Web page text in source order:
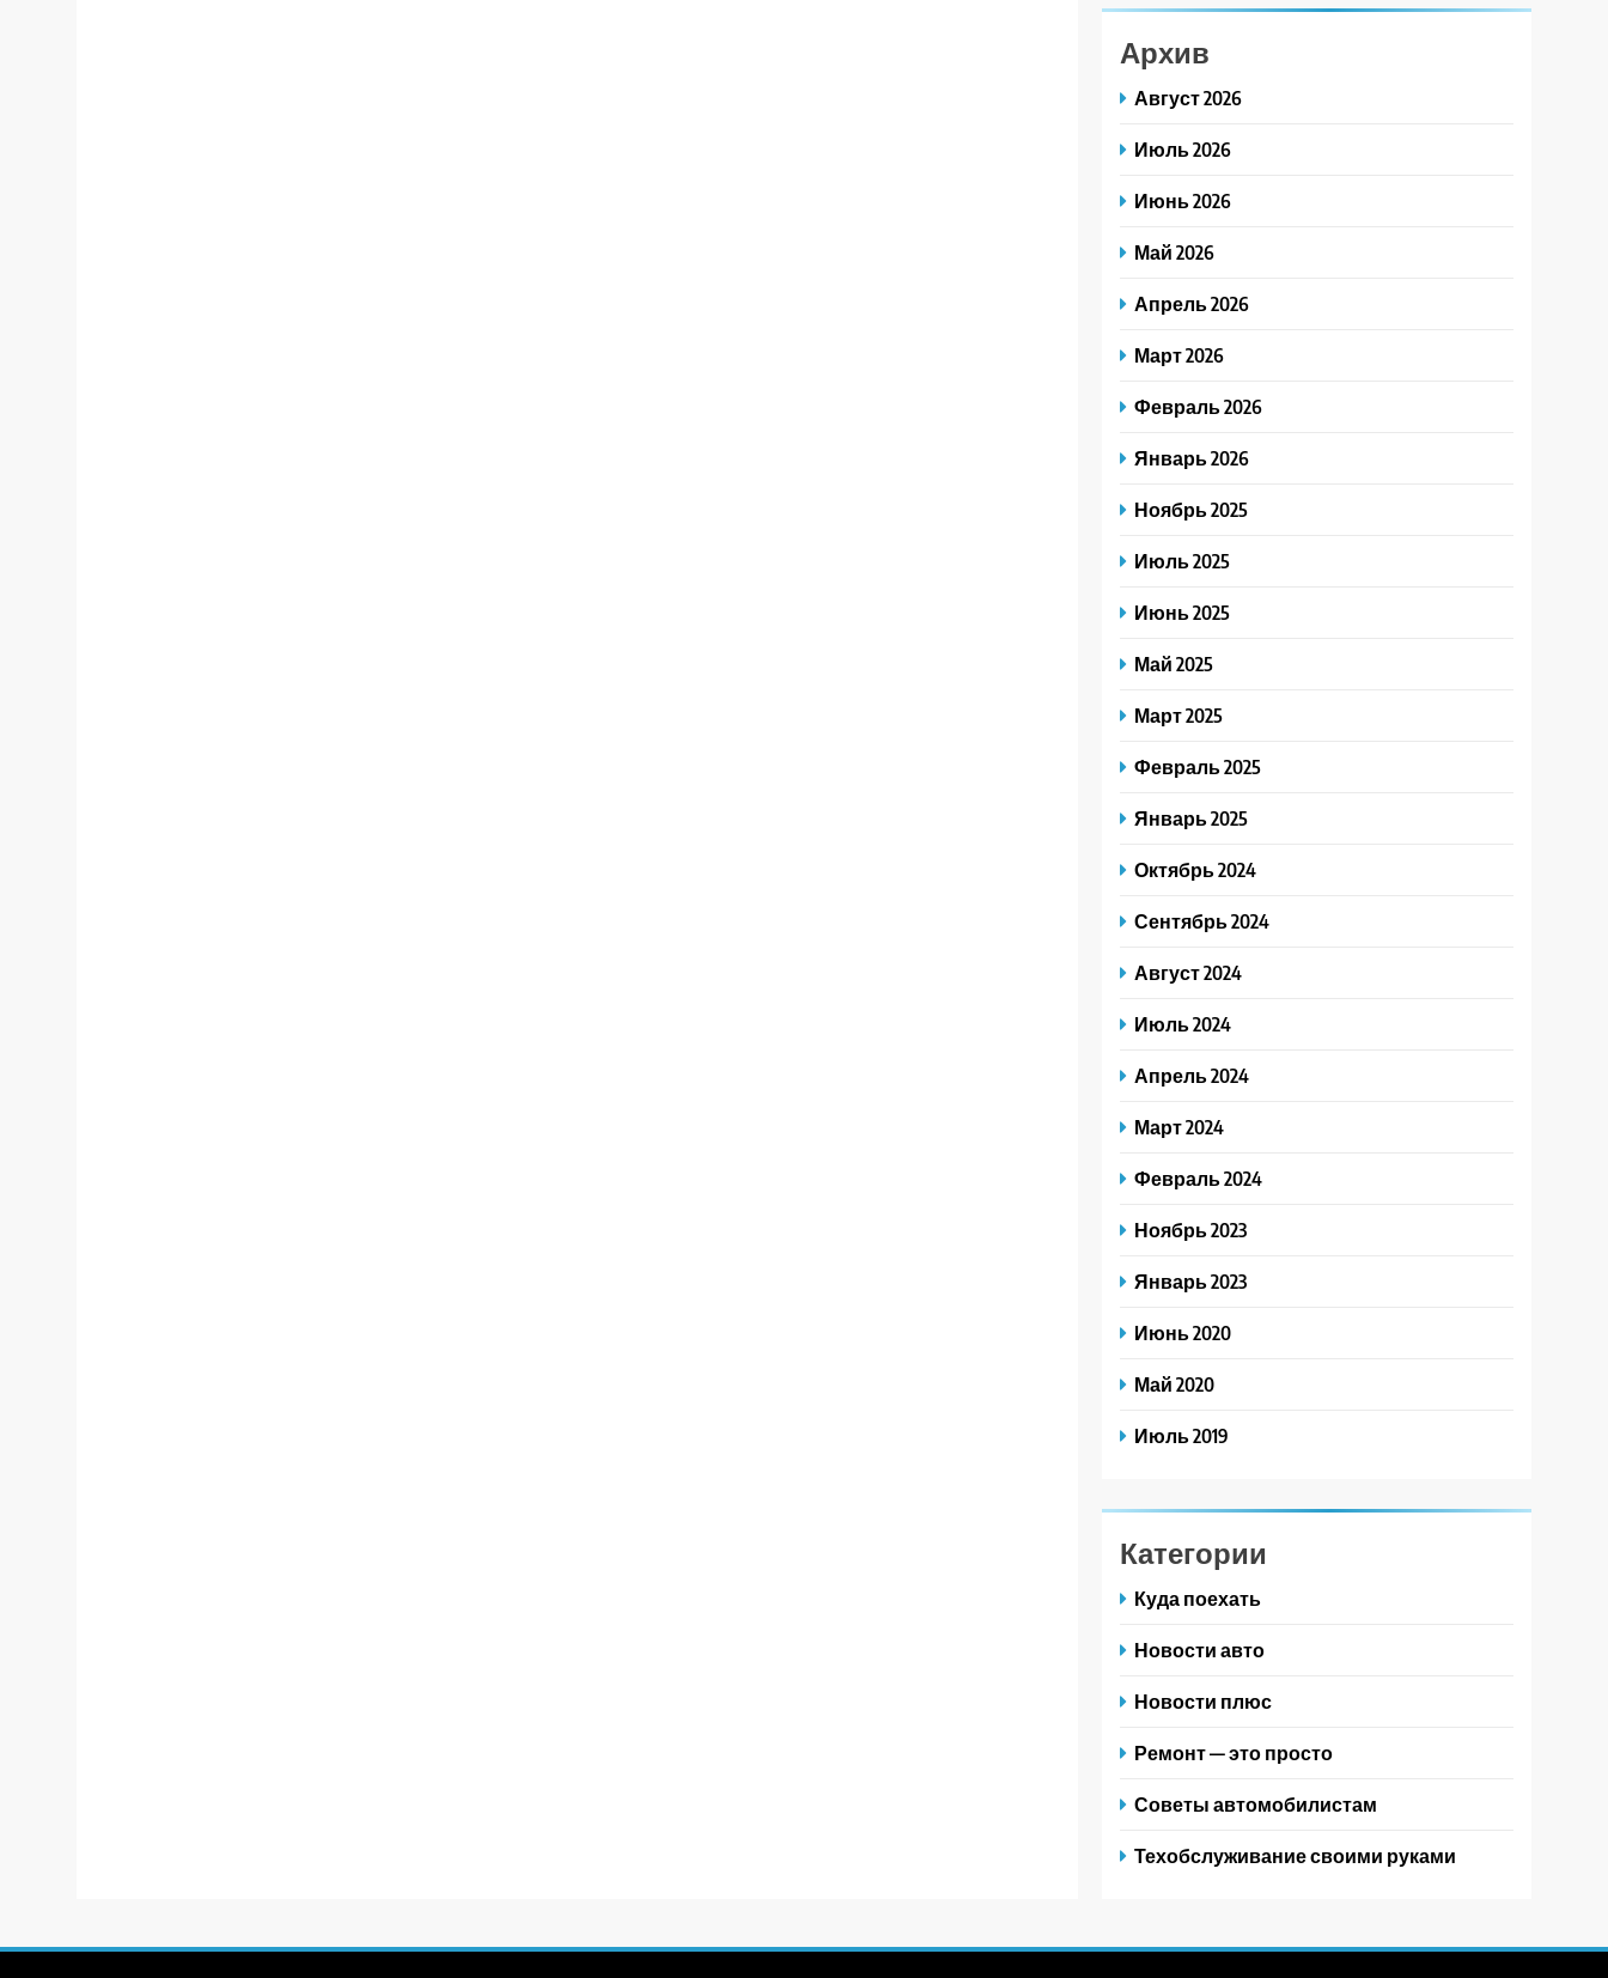
Архив
Август 2026
Июль 2026
Июнь 2026
Май 2026
Апрель 2026
Март 2026
Февраль 2026
Январь 2026
Ноябрь 2025
Июль 2025
Июнь 2025
Май 2025
Март 2025
Февраль 2025
Январь 2025
Октябрь 2024
Сентябрь 2024
Август 2024
Июль 2024
Апрель 2024
Март 2024
Февраль 2024
Ноябрь 2023
Январь 2023
Июнь 2020
Май 2020
Июль 2019
Категории
Куда поехать
Новости авто
Новости плюс
Ремонт — это просто
Советы автомобилистам
Техобслуживание своими руками